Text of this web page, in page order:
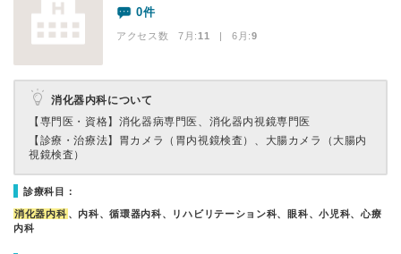
0件
アクセス数 7月:11 | 6月:9
消化器内科について
【専門医・資格】 消化器病専門医、消化器内視鏡専門医
【診療・治療法】 胃カメラ（胃内視鏡検査）、大腸カメラ（大腸内
視鏡検査）
診療科目：
消化器内科 、内科、循環器内科、リハビリテーション科、眼科、小児科、心療
内科